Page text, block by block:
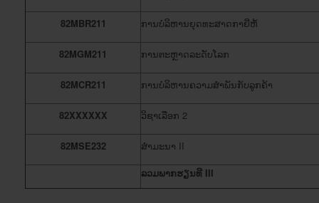
82MBR211 ການ​ບໍລິຫານຍຸດ​ທະ​ສາດ​ກາ​ຍີ່​ຫໍ້
82MGM211 ການຕະຫຼາດ​ລະດັບໂລກ
82MCR211 ການບໍລິຫານຄວາມສໍາພັນກັບລູກຄ້າ
82XXXXXX ວິຊາ​ເລືອກ 2
82MSE232
ສໍາມະນາ II
ລວມພາກຮຽນທີ III